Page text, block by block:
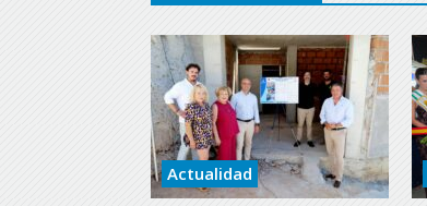
Actualidad